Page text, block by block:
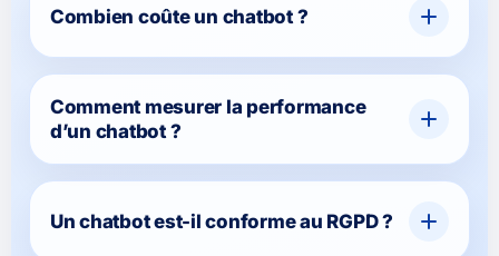
Combien coûte un chatbot ?
Comment mesurer la performance
d’un chatbot ?
Un chatbot est-il conforme au RGPD ?